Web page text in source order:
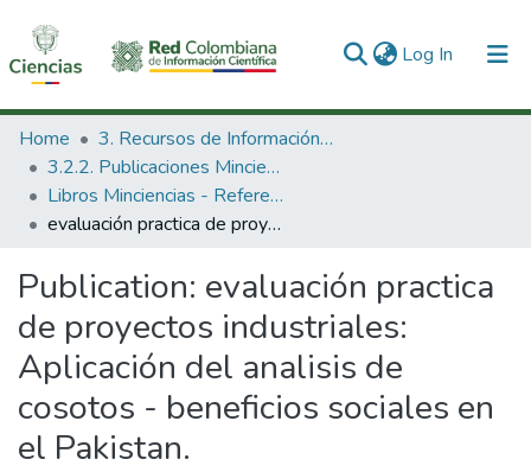
Log In (current)
Communities & Collections
All of DSpace
Statistics
Home
3. Recursos de Información Científica y Tecnológica
3.2.2. Publicaciones Minciencias
Libros Minciencias - Referenciales
evaluación practica de proyectos industriales: Aplicación del analisis de cosotos - beneficios sociales en el Pakistan.
Publication: evaluación practica
de proyectos industriales:
Aplicación del analisis de
cosotos - beneficios sociales en
el Pakistan.